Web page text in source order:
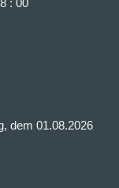
: 00
dem 01.08.2026